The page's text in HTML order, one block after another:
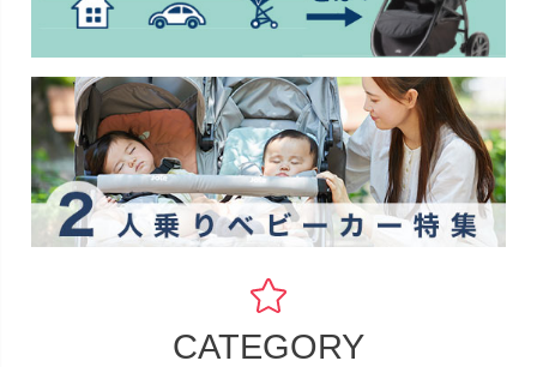
CATEGORY